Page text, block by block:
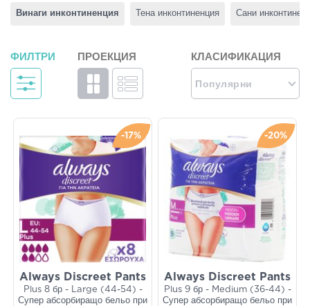
Винаги инконтиненция Тена инконтиненция Сани
ФИЛТРИ ПРОЕКЦИЯ КЛАСИФИКАЦИЯ
Популярни
-17%
Always Discreet Pants
Plus 8 бр - Large (44-54) -
Супер абсорбиращо бельо при
-20%
Always Discreet Pants
Plus 9 бр - Medium (36-44) -
Супер абсорбиращо бельо при